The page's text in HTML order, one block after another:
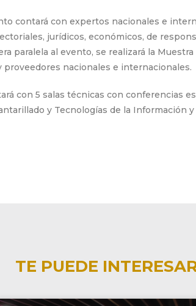
contará con expertos nacionales e
jurídicos, económicos, de
paralela al evento, se realizará la
nacionales e internacionales.
con 5 salas técnicas con conferencias
y Tecnologías de la Información
TE PUEDE